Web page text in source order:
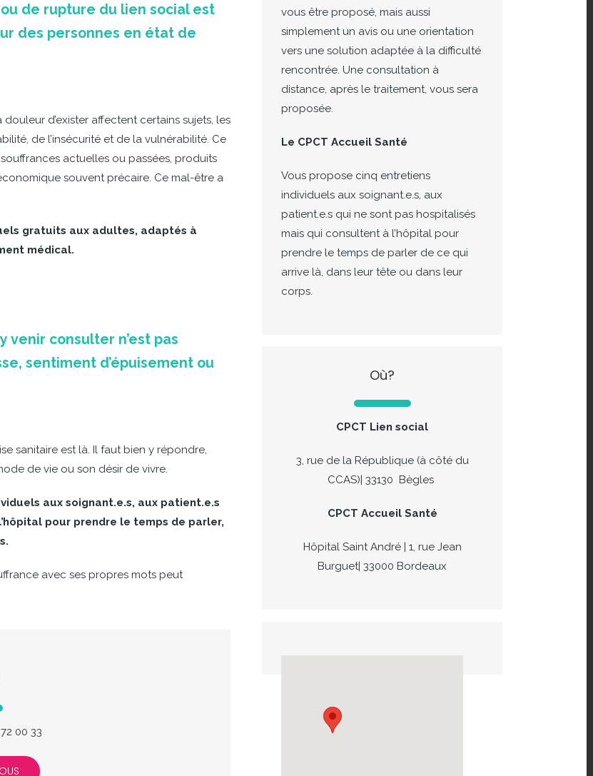
ou de rupture du lien social est
des personnes en état de
douleur d’exister affectent certains sujets, les
de l’insécurité et de la vulnérabilité. Ce
actuelles ou passées, produits
souvent précaire. Ce mal-être a
gratuits aux adultes, adaptés à
médical.
venir consulter n’est pas
sentiment d’épuisement ou
sanitaire est là. Il faut bien y répondre,
de vie ou son désir de vivre.
aux soignant.e.s, aux patient.e.s
pour prendre le temps de parler,
avec ses propres mots peut
00 33
vous être proposé, mais aussi
simplement un avis ou une orientation
vers une solution adaptée à la difficulté
rencontrée. Une consultation à
distance, après le traitement, vous sera
proposée.
Le CPCT Accueil Santé
Vous propose cinq entretiens
individuels aux soignant.e.s, aux
patient.e.s qui ne sont pas hospitalisés
mais qui consultent à l’hôpital pour
prendre le temps de parler de ce qui
arrive là, dans leur tête ou dans leur
corps.
Où?
CPCT Lien social
3, rue de la République (à côté du
CCAS)| 33130 Bègles
CPCT Accueil Santé
Hôpital Saint André | 1, rue Jean
Burguet| 33000 Bordeaux